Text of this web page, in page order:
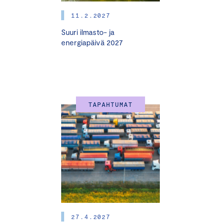
11.2.2027
Suuri ilmasto- ja
energiapäivä 2027
TAPAHTUMAT
27.4.2027